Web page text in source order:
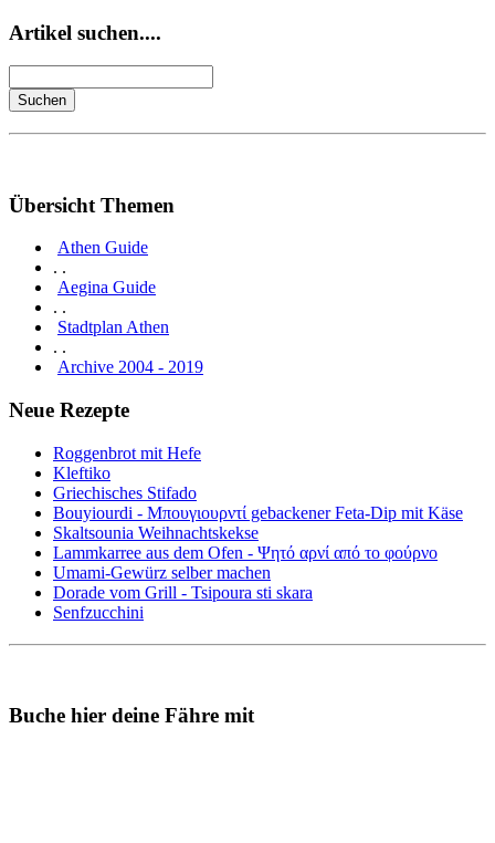
Artikel suchen....
Übersicht Themen
Athen Guide
. .
Aegina Guide
. .
Stadtplan Athen
. .
Archive 2004 - 2019
Neue Rezepte
Roggenbrot mit Hefe
Kleftiko
Griechisches Stifado
Bouyiourdi - Μπουγιουρντί gebackener Feta-Dip mit Käse
Skaltsounia Weihnachtskekse
Lammkarree aus dem Ofen - Ψητό αρνί από το φούρνο
Umami-Gewürz selber machen
Dorade vom Grill - Tsipoura sti skara
Senfzucchini
Buche hier deine Fähre mit